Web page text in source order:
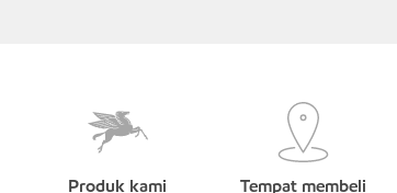
Produk kami Tempat membeli